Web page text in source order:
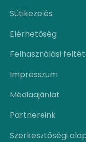
Sütikezelés
Elérhetőség
Felhasználási
Impresszum
Médiaajánlat
Partnereink
Szerkesztőségi